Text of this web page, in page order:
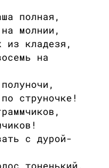
полная,
молнии,
кладезя,
на
струночке!
с дурой-
тоненький,